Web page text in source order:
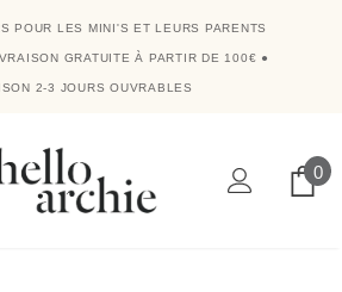
POUR LES MINI'S ET LEURS PARENTS
GRATUITE À PARTIR DE 100€ ●
2-3 JOURS OUVRABLES
0